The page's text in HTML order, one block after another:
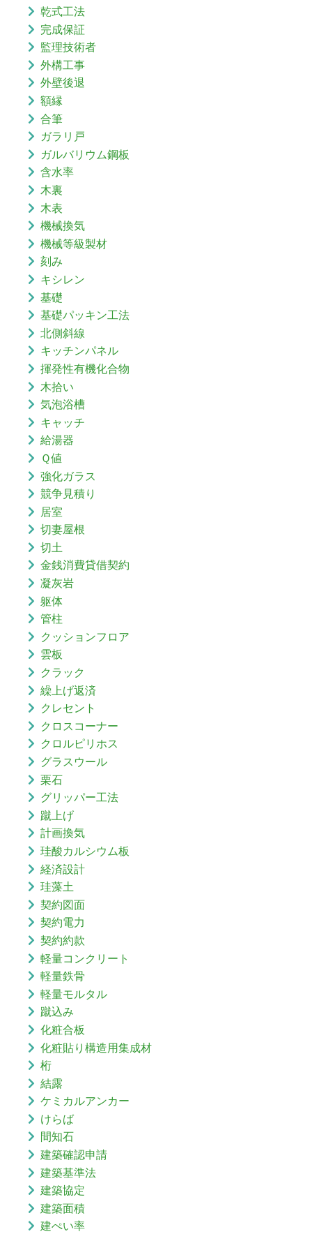
乾式工法
完成保証
監理技術者
外構工事
外壁後退
額縁
合筆
ガラリ戸
ガルバリウム鋼板
含水率
木裏
木表
機械換気
機械等級製材
刻み
キシレン
基礎
基礎パッキン工法
北側斜線
キッチンパネル
揮発性有機化合物
木拾い
気泡浴槽
キャッチ
給湯器
Ｑ値
強化ガラス
競争見積り
居室
切妻屋根
切土
金銭消費貸借契約
凝灰岩
躯体
管柱
クッションフロア
雲板
クラック
繰上げ返済
クレセント
クロスコーナー
クロルピリホス
グラスウール
栗石
グリッパー工法
蹴上げ
計画換気
珪酸カルシウム板
経済設計
珪藻土
契約図面
契約電力
契約約款
軽量コンクリート
軽量鉄骨
軽量モルタル
蹴込み
化粧合板
化粧貼り構造用集成材
桁
結露
ケミカルアンカー
けらば
間知石
建築確認申請
建築基準法
建築協定
建築面積
建ぺい率